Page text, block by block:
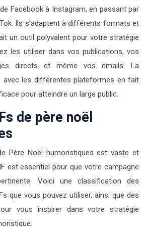
Facebook à Instagram, en passant par
Ils s’adaptent à différents formats et
un outil polyvalent pour votre stratégie
les utiliser dans vos publications, vos
directs et même vos emails. La
avec les différentes plateformes en fait
pour atteindre un large public.
de père noël
Père Noël humoristiques est vaste et
est essentiel pour que votre campagne
Voici une classification des
que vous pouvez utiliser, ainsi que des
vous inspirer dans votre stratégie